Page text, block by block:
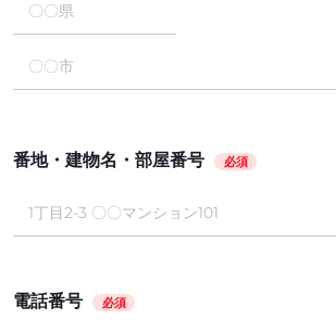
番地・建物名・部屋番号 必須
電話番号 必須